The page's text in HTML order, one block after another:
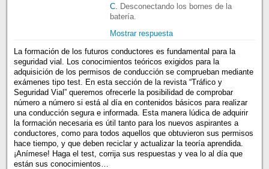
C.
Desconectando los bornes de la
batería.
Mostrar respuesta
La formación de los futuros conductores es fundamental para la
seguridad vial. Los conocimientos teóricos exigidos para la
adquisición de los permisos de conducción se comprueban mediante
exámenes tipo test. En esta sección de la revista “Tráfico y
Seguridad Vial” queremos ofrecerle la posibilidad de comprobar
número a número si está al día en contenidos básicos para realizar
una conducción segura e informada. Esta manera lúdica de adquirir
la formación necesaria es útil tanto para los nuevos aspirantes a
conductores, como para todos aquellos que obtuvieron sus permisos
hace tiempo, y que deben reciclar y actualizar la teoría aprendida.
¡Anímese! Haga el test, corrija sus respuestas y vea lo al día que
están sus conocimientos…